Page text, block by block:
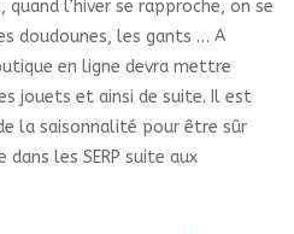
quand l’hiver se rapproche, on se
doudounes, les gants … A
en ligne devra mettre
jouets et ainsi de suite. Il est
la saisonnalité pour être sûr
les SERP suite aux